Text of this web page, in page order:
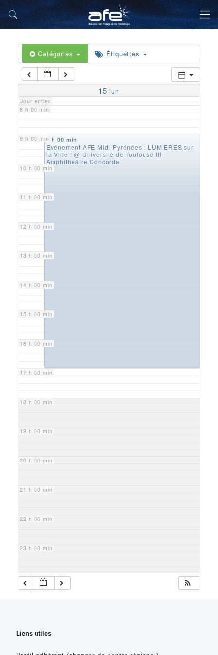
Catégories Étiquettes
15 lun
Jour entier
5 h 00 min
6 h 00 min
7 h 00 min
8 h 00 min
9 h 00 min
10 h 00 min
11 h 00 min
12 h 00 min
13 h 00 min
14 h 00 min
15 h 00 min
16 h 00 min
17 h 00 min
18 h 00 min
19 h 00 min
20 h 00 min
21 h 00 min
22 h 00 min
23 h 00 min
9 h 00 min
Evénement AFE Midi-Pyrénées : LUMIERES sur
la Ville ! @ Université de Toulouse III -
Amphithéâtre Concorde
Liens utiles